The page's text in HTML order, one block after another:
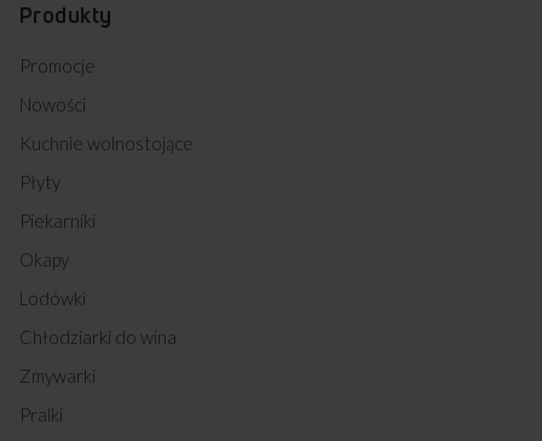
Produkty
Promocje
Nowości
Kuchnie wolnostojące
Płyty
Piekarniki
Okapy
Lodówki
Chłodziarki do wina
Zmywarki
Pralki